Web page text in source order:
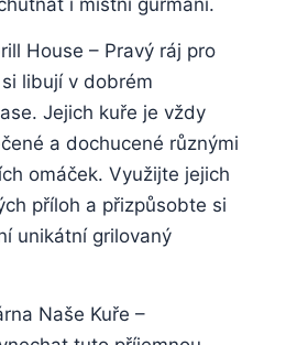
House – Pravý ráj pro
libují v dobrém
Jejich‌ kuře​ je vždy‍
a dochucené různými
omáček. Využijte⁣ jejich
příloh a přizpůsobte si
unikátní grilovaný
Naše Kuře –